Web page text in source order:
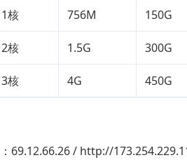
1核 756M 150G
2核 1.5G 300G
3核 4G 450G
69.12.66.26 / http://